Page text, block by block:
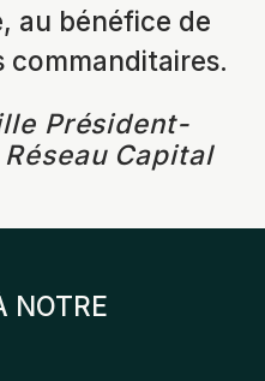
au bénéfice de
commanditaires.
Président-
Réseau Capital
NOTRE